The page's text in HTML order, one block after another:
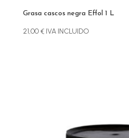
Grasa cascos negra Effol 1 L
21,00€ IVA INCLUIDO